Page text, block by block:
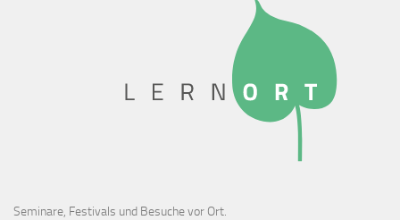
Seminare, Festivals und Besuche vor Ort.